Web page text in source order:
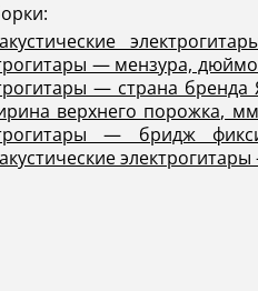
— мензура,
— страна бренда
верхнего порожка,
— бридж